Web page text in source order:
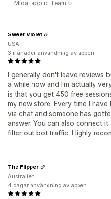
Mida-app.io Team ✨
I generally don't leave reviews
a while now and I'm actually
is that you get 450 free
my new store. Every time I
via chat and someone has
answer. You can also connect
filter out bot traffic. Highly
Sweet Violet
USA
3 månader användning av appen
The Flipper
Australien
4 dagar användning av appen